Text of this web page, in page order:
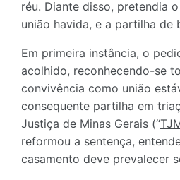
réu. Diante disso, pretendia
união havida, e a partilha de
Em primeira instância, o
acolhido, reconhecendo-se
convivência como união
consequente partilha em
Justiça de Minas Gerais (“
reformou a sentença,
casamento deve prevalecer